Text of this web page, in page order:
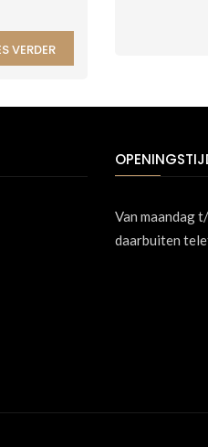
VERDER
Van maandag
daarbuiten